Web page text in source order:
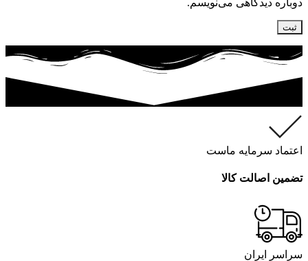
اعتماد سرمایه ماست
تضمین اصالت کالا
سراسر ایران